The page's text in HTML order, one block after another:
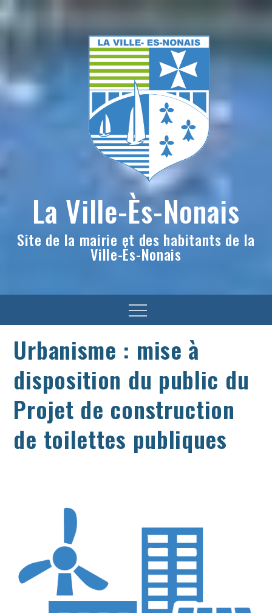
Skip
to
La Ville-Ès-Nonais
Site de la mairie et des habitants de la
Ville-Ès-Nonais
Menu
Urbanisme : mise à
disposition du public du
Projet de construction
de toilettes publiques